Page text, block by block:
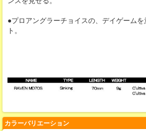
●プロアングラーチョイスの、デイゲーム
ト。
カラーバリエーション